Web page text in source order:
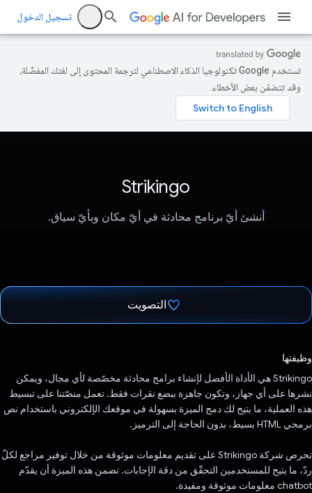
تسجيل الدخول
تستخدم Google تكنولوجيا الذكاء الاصطناعي لترجمة المحتوى إلى لغتك المفضّلة،
وقد تتضمّن بعض الأخطاء.
Strikingo
أنشئ أيّ برنامج محادثة في أيّ مكان وبأيّ سياق.
التصويت
وظيفتها
‫Strikingo هي الأداة الأفضل لإنشاء برامج محادثة مخصّصة لأي مجال، ويمكن
نشرها على أي جهاز، وتكون جاهزة ببضع نقرات فقط. تعمل منصّتنا على تبسيط
هذه العملية، ما يتيح لك دمج الميزة بسهولة في موقعك الإلكتروني باستخدام نص
برمجي HTML بسيط، بدون الحاجة إلى الترميز.
تحرص شركة Strikingo على تقديم معلومات موثوقة من خلال توفير مراجع لكلّ
ردّ، ما يتيح للمستخدمين التحقّق من دقة الإجابات. تضمن هذه الميزة أن يقدّم
chatbot معلومات موثوقة ومفيدة.